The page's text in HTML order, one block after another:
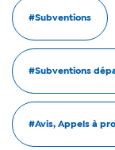
#Subventions
#Subventions
#Avis, Appels à